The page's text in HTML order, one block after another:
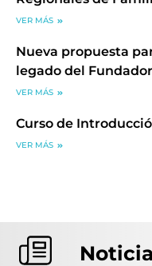
VER MÁS
Nueva propuesta
legado del Fundador
VER MÁS
Curso de
VER MÁS